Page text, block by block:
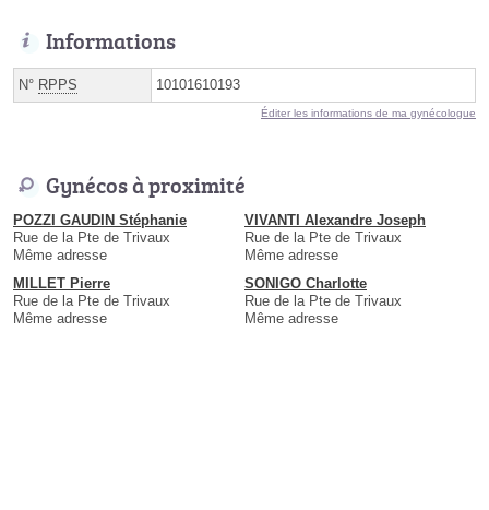
Informations
N° RPPS 10101610193
Éditer les informations de ma gynécologue
Gynécos à proximité
POZZI GAUDIN Stéphanie
Rue de la Pte de Trivaux
Même adresse
VIVANTI Alexandre Joseph
Rue de la Pte de Trivaux
Même adresse
MILLET Pierre
Rue de la Pte de Trivaux
Même adresse
SONIGO Charlotte
Rue de la Pte de Trivaux
Même adresse